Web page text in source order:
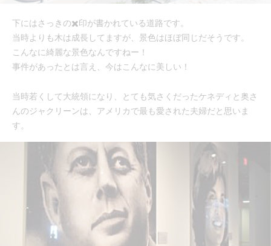
下にはさっきの✖️印が書かれている道路です。
当時よりも木は成長してますが、景色はほぼ同じだそうです。
こんなに綺麗な景色なんですねー！
事件があったとは言え、今はこんなに美しい！
当時若くして大統領になり、とても気さくだったケネディと奥さ
んのジャクリーンは、アメリカで最も愛された夫婦だと思いま
す。